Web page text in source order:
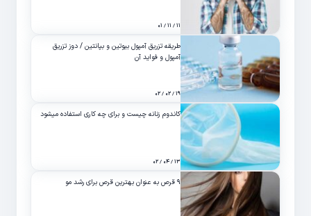
۱۱ / ۱۱ / ۰۱
طریقه تزریق آمپول بیوتین و بپانتین / دوز تزریق
آمپول و فواید آن
۱۹ / ۰۲ / ۰۲
کاندوم زنانه چیست و برای چه کاری استفاده میشود
۱۳ / ۰۴ / ۰۲
۹ قرص به عنوان بهترین قرص برای رشد مو